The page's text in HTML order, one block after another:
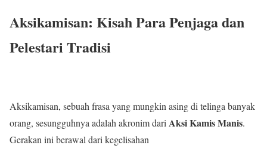
Aksikamisan: Kisah Para Penjaga dan
Pelestari Tradisi
Aksikamisan, sebuah frasa yang mungkin asing di telinga banyak
orang, sesungguhnya adalah akronim dari Aksi Kamis Manis.
Gerakan ini berawal dari kegelisahan